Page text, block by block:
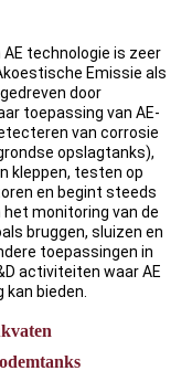
technologie is zeer
Emissie als
door
toepassing van AE-
van corrosie
opslagtanks),
kleppen, testen op
en begint steeds
monitoring van de
bruggen, sluizen en
toepassingen in
activiteiten waar AE
bieden.